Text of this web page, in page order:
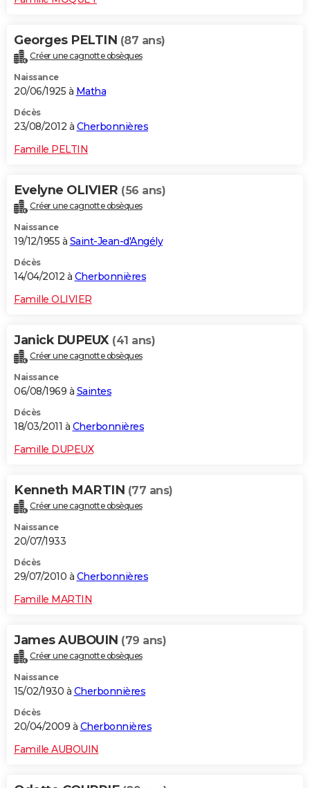
Georges PELTIN (87 ans)
Créer une cagnotte obsèques
Naissance
20/06/1925 à Matha
Décès
23/08/2012 à Cherbonnières
Famille PELTIN
Evelyne OLIVIER (56 ans)
Créer une cagnotte obsèques
Naissance
19/12/1955 à Saint-Jean-d'Angély
Décès
14/04/2012 à Cherbonnières
Famille OLIVIER
Janick DUPEUX (41 ans)
Créer une cagnotte obsèques
Naissance
06/08/1969 à Saintes
Décès
18/03/2011 à Cherbonnières
Famille DUPEUX
Kenneth MARTIN (77 ans)
Créer une cagnotte obsèques
Naissance
20/07/1933
Décès
29/07/2010 à Cherbonnières
Famille MARTIN
James AUBOUIN (79 ans)
Créer une cagnotte obsèques
Naissance
15/02/1930 à Cherbonnières
Décès
20/04/2009 à Cherbonnières
Famille AUBOUIN